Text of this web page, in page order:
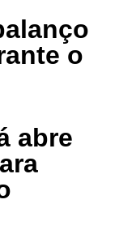
o
abre